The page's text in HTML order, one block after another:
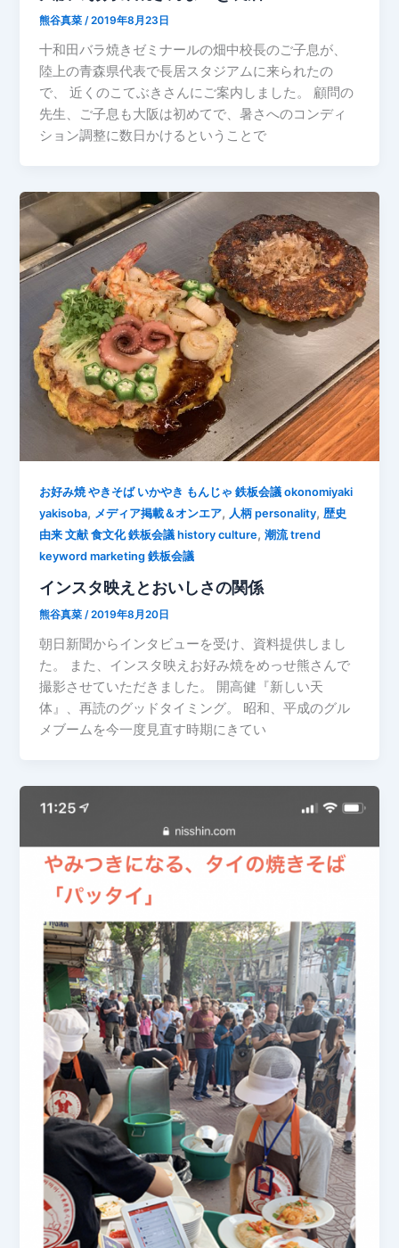
熊谷真菜/2019年8月23日
十和田バラ焼きゼミナールの畑中校長のご子息が、
陸上の青森県代表で長居スタジアムに来られたの
で、 近くのこてぶきさんにご案内しました。 顧問の
先生、ご子息も大阪は初めてで、暑さへのコンディ
ション調整に数日かけるということで
お好み焼 やきそば いかやき もんじゃ 鉄板会議 okonomiyaki
yakisoba, メディア掲載＆オンエア, 人柄 personality,歴史
由来 文献 食文化 鉄板会議 history culture,潮流 trend
keyword marketing 鉄板会議
インスタ映えとおいしさの関係
熊谷真菜 /2019年8月20日
朝日新聞からインタビューを受け、資料提供しまし
た。 また、インスタ映えお好み焼をめっせ熊さんで
撮影させていただきました。 開高健『新しい天
体』、再読のグッドタイミング。 昭和、平成のグル
メブームを今一度見直す時期にきてい